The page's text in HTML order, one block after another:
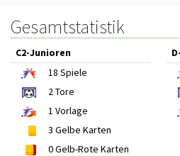
Gesamtstatistik
C2-Junioren
18 Spiele
2Tore
1 Vorlage
3 Gelbe Karten
0Gelb-Rote Karten